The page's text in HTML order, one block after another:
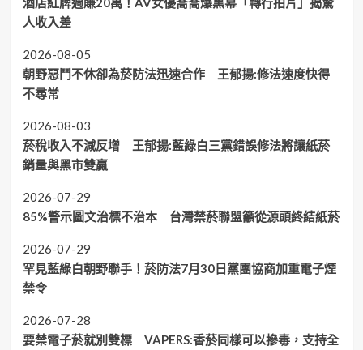
人收入差
2026-08-05
朝野惡鬥不休卻為菸防法迅速合作 王郁揚:修法速度快得
不尋常
2026-08-03
菸稅收入不減反增 王郁揚:藍綠白三黨錯誤修法將讓紙菸
銷量與黑市雙贏
2026-07-29
85%警示圖文治標不治本 台灣禁菸聯盟籲從源頭終結紙菸
2026-07-29
罕見藍綠白朝野聯手！菸防法7月30日黨團協商加重電子煙
禁令
2026-07-28
要禁電子菸就別雙標 VAPERS:香菸同樣可以摻毒，支持全